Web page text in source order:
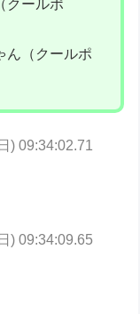
クールポ
（クールポ
) 09:34:02.71
) 09:34:09.65